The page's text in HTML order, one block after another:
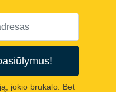
jokio brukalo. Bet